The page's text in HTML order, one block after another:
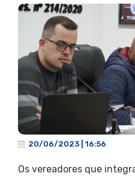
20/06/2023 | 16:56
Os vereadores que